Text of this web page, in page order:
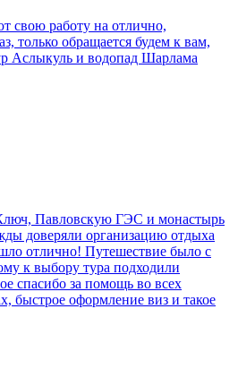
свою работу на отлично,
только обращается будем к вам,
Аслыкуль и водопад Шарлама
Павловскую ГЭС и монастырь
доверяли организацию отдыха
отлично! Путешествие было с
к выбору тура подходили
спасибо за помощь во всех
быстрое оформление виз и такое